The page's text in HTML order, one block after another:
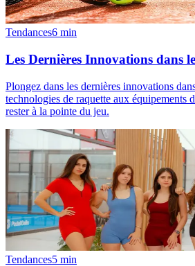
Tendances6 min
Les Dernières Innovations dans
Plongez dans les dernières innovations
technologies de raquette aux équipements
rester à la pointe du jeu.
Tendances5 min